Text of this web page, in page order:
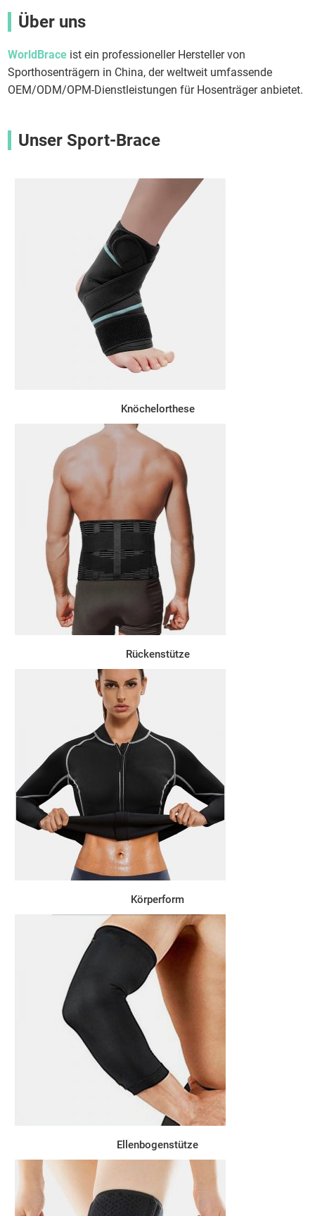
Über uns
WorldBrace ist ein professioneller Hersteller von
Sporthosenträgern in China, der weltweit umfassende
OEM/ODM/OPM-Dienstleistungen für Hosenträger anbietet.
Unser Sport-Brace
Knöchelorthese
Rückenstütze
Körperform
Ellenbogenstütze